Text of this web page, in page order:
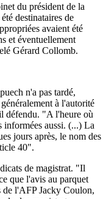
du président de la
destinataires de
avaient été
et éventuellement
Gérard Collomb.
n'a pas tardé,
à l'autorité
défendu. "A l'heure où
informées aussi. (...) La
jours après, le nom des
40".
de magistrat. "Il
que l'avis au parquet
de l'AFP Jacky Coulon,